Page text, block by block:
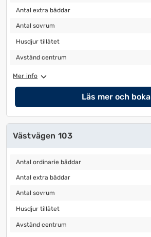
Antal extra bäddar
Antal extra bäddar
Antal sovrum
Antal sovrum
Husdjur tillåtet
Husdjur tillåtet
Avstånd centrum
Avstånd centrum
Mer info
Läs mer och boka
Västvägen 103
Antal ordinarie bäddar
Antal ordinarie bäddar
Antal extra bäddar
Antal extra bäddar
Antal sovrum
Antal sovrum
Husdjur tillåtet
Husdjur tillåtet
Avstånd centrum
Avstånd centrum